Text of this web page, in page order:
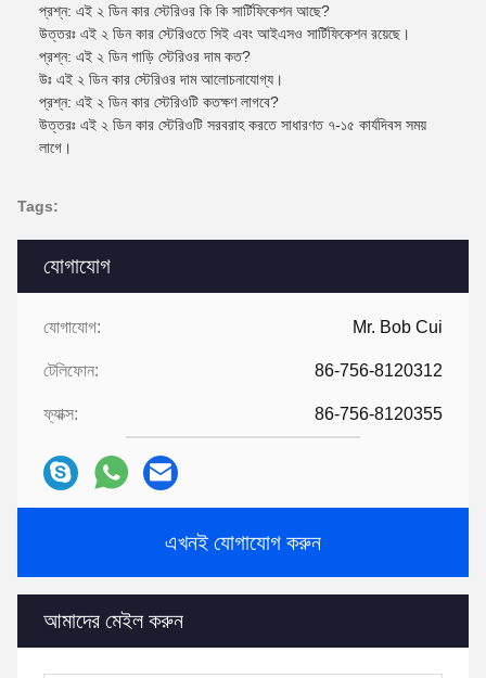
যোগাযোগ
যোগাযোগ: Mr. Bob Cui
টেলিফোন: 86-756-8120312
ফ্যাক্স: 86-756-8120355
এখনই যোগাযোগ করুন
আমাদের মেইল ​​করুন
প্রশ্ন: এই ২ ডিন কার স্টেরিওর কি কি সার্টিফিকেশন আছে?
উত্তরঃ এই ২ ডিন কার স্টেরিওতে সিই এবং আইএসও সার্টিফিকেশন রয়েছে।
প্রশ্ন: এই ২ ডিন গাড়ি স্টেরিওর দাম কত?
উঃ এই ২ ডিন কার স্টেরিওর দাম আলোচনাযোগ্য।
প্রশ্ন: এই ২ ডিন কার স্টেরিওটি কতক্ষণ লাগবে?
উত্তরঃ এই ২ ডিন কার স্টেরিওটি সরবরাহ করতে সাধারণত ৭-১৫ কার্যদিবস সময়
লাগে।
Tags: